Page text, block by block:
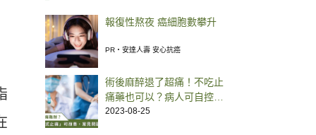
報復性熬夜 癌細胞數攀升
PR・安達人壽 安心抗癌
術後麻醉退了超痛！不吃止
痛藥也可以？病人可自控機
器止痛，3QA 一次解答
2023-08-25